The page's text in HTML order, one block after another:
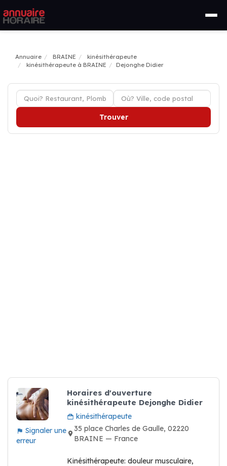
Annuaire BRAINE
kinésithérapeute
kinésithérapeute à BRAINE
Dejonghe Didier
Trouver
Signaler une
erreur
Horaires d'ouverture
kinésithérapeute Dejonghe Didier
kinésithérapeute
35 place Charles de Gaulle, 02220
BRAINE — France
Kinésithérapeute: douleur musculaire,